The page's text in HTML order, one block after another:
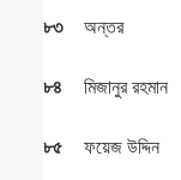
৮৩ অন্তর
৮৪ মিজানুর রহমান
৮৫ ফয়েজ উদ্দিন